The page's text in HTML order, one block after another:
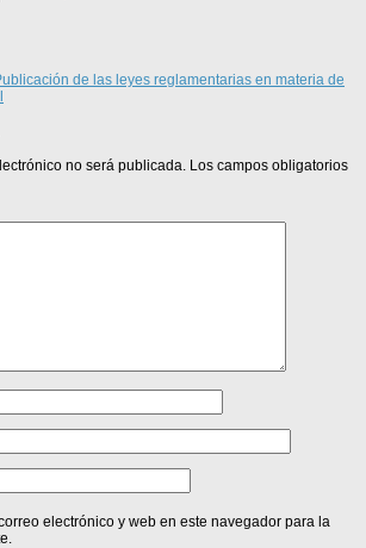
de las leyes reglamentarias en materia de
no será publicada. Los campos obligatorios
electrónico y web en este navegador para la